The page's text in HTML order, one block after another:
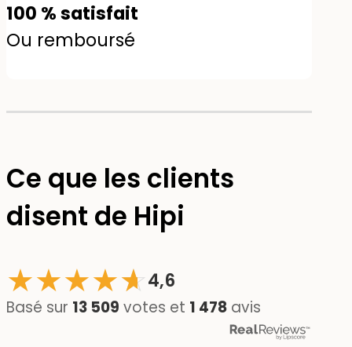
100 % satisfait
Ou remboursé
Ce que les clients
disent de Hipi
★★★★☆
★4,6
Basé sur 13 509 votes et 1 478 avis